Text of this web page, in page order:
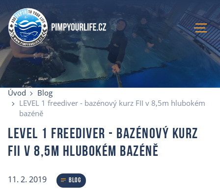
Úvod
Aktuální kurzy
Recenze
O mně
E-shop
Úvod
Blog
LEVEL 1 freediver - bazénový kurz FII v 8,5m hlubokém
bazéně
LEVEL 1 freediver - bazénový kurz
FII v 8,5m hlubokém bazéně
11. 2. 2019 Blog